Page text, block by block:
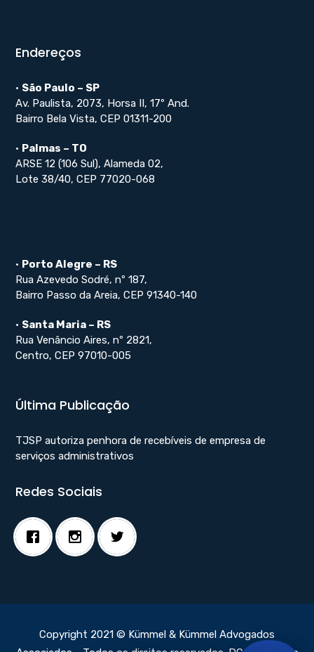
Endereços
• São Paulo – SP
Av. Paulista, 2073, Horsa II, 17º And.
Bairro Bela Vista, CEP 01311-200
• Palmas – TO
ARSE 12 (106 Sul), Alameda 02,
Lote 38/40, CEP 77020-068
• Porto Alegre – RS
Rua Azevedo Sodré, nº 187,
Bairro Passo da Areia, CEP 91340-140
• Santa Maria – RS
Rua Venâncio Aires, nº 2821,
Centro, CEP 97010-005
Última Publicação
TJSP autoriza penhora de recebíveis de empresa de
serviços administrativos
Redes Sociais
Copyright 2021 © Kümmel & Kümmel Advogados